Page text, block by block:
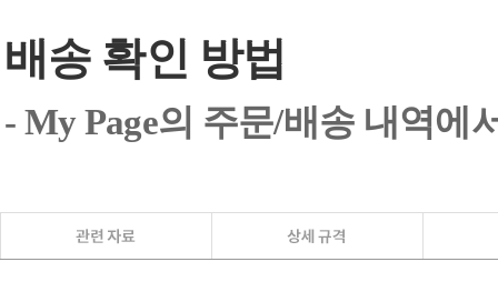
배송 확인 방법
- My Page의 주문/배송 내역에